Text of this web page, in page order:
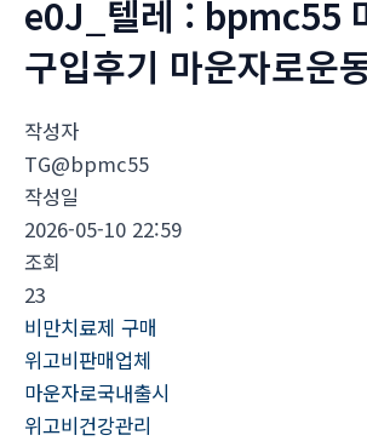
e0J_텔레 : bpmc55
구입후기 마운자로운
작성자
TG@bpmc55
작성일
2026-05-10 22:59
조회
23
비만치료제 구매
위고비판매업체
마운자로국내출시
위고비건강관리